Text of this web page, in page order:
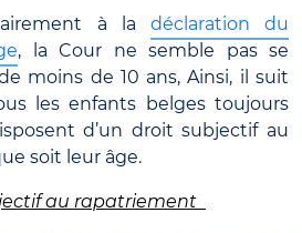
à la déclaration du
, la Cour ne semble pas se
moins de 10 ans, Ainsi, il suit
les enfants belges toujours
d’un droit subjectif au
soit leur âge.
au rapatriement